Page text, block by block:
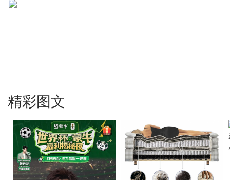
精彩图文